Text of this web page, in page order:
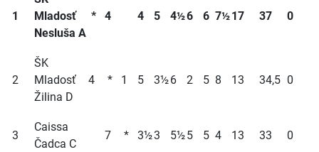
1
Mladosť
Nesluša A
* 4 4 5 4½6 6 7½17 37 0
2
ŠK
Mladosť
Žilina D
4 * 1 5 3½6 2 5 8 13 34,5 0
3
Caissa
Čadca C
7 * 3½3 5½5 5 4 13 33 0